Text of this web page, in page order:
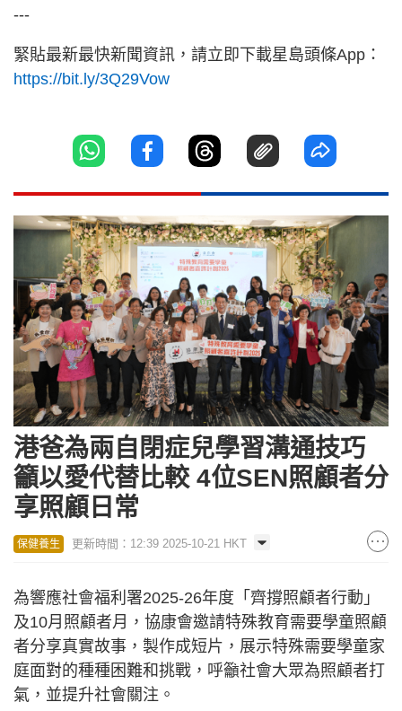
---
緊貼最新最快新聞資訊，請立即下載星島頭條App：
https://bit.ly/3Q29Vow
港爸為兩自閉症兒學習溝通技巧
籲以愛代替比較 4位SEN照顧者分
享照顧日常
保健養生 更新時間：12:39 2025-10-21 HKT
為響應社會福利署2025-26年度「齊撐照顧者行動」
及10月照顧者月，協康會邀請特殊教育需要學童照顧
者分享真實故事，製作成短片，展示特殊需要學童家
庭面對的種種困難和挑戰，呼籲社會大眾為照顧者打
氣，並提升社會關注。